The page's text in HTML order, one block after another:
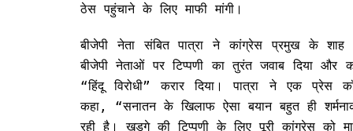
ठेस पहुंचाने के लिए माफी मांगी।
बीजेपी नेता संबित पात्रा ने कांग्रेस प्रमुख के
बीजेपी नेताओं पर टिप्पणी का तुरंत जवाब दिया और
“हिंदू विरोधी” करार दिया। पात्रा ने एक प्रेस
कहा, “सनातन के खिलाफ ऐसा बयान बहुत ही
रही है। खड़गे की टिप्पणी के लिए पूरी कांग्रेस को